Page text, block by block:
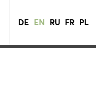
DE EN RU FR PL